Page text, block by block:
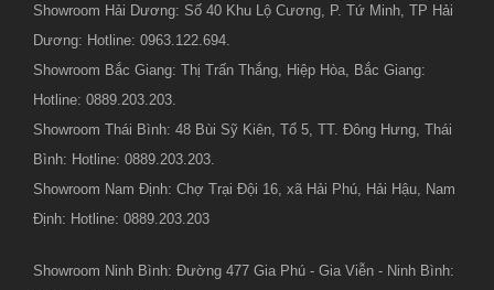
Showroom Hải Dương: Số 40 Khu Lộ Cương, P. Tứ Minh, TP Hải
Dương: Hotline: 0963.122.694.
Showroom Bắc Giang: Thị Trấn Thắng, Hiệp Hòa, Bắc Giang:
Hotline: 0889.203.203.
Showroom Thái Bình: 48 Bùi Sỹ Kiên, Tổ 5, TT. Đông Hưng, Thái
Bình: Hotline: 0889.203.203.
Showroom Nam Định: Chợ Trại Đội 16, xã Hải Phú, Hải Hậu, Nam
Định: Hotline: 0889.203.203
Showroom Ninh Bình: Đường 477 Gia Phú - Gia Viễn - Ninh Bình: